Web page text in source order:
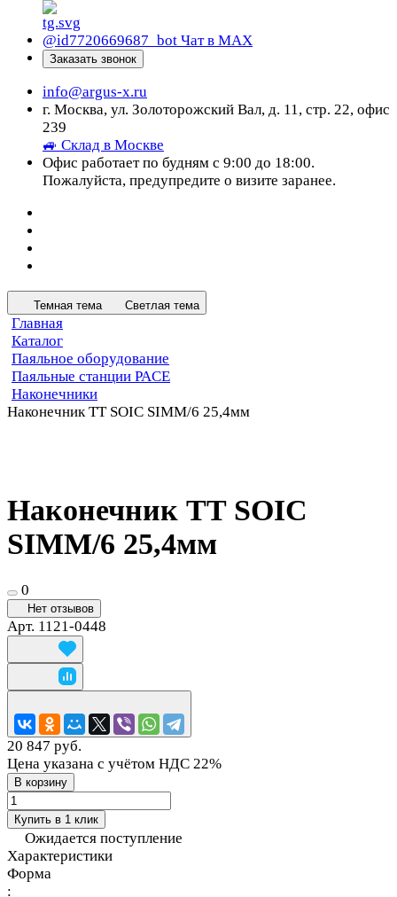
@id7720669687_bot Чат в МАХ
Заказать звонок
info@argus-x.ru
г. Москва, ул. Золоторожский Вал, д. 11, стр. 22, офис
239
🚙 Склад в Москве
Офис работает по будням с 9:00 до 18:00.
Пожалуйста, предупредите о визите заранее.
Темная тема Светлая тема
Главная
Каталог
Паяльное оборудование
Паяльные станции PACE
Наконечники
Наконечник TT SOIC SIMM/6 25,4мм
Наконечник TT SOIC
SIMM/6 25,4мм
0
Нет отзывов
Арт. 1121-0448
20 847 руб.
Цена указана с учётом НДС 22%
В корзину
Купить в 1 клик
Ожидается поступление
Характеристики
Форма
: